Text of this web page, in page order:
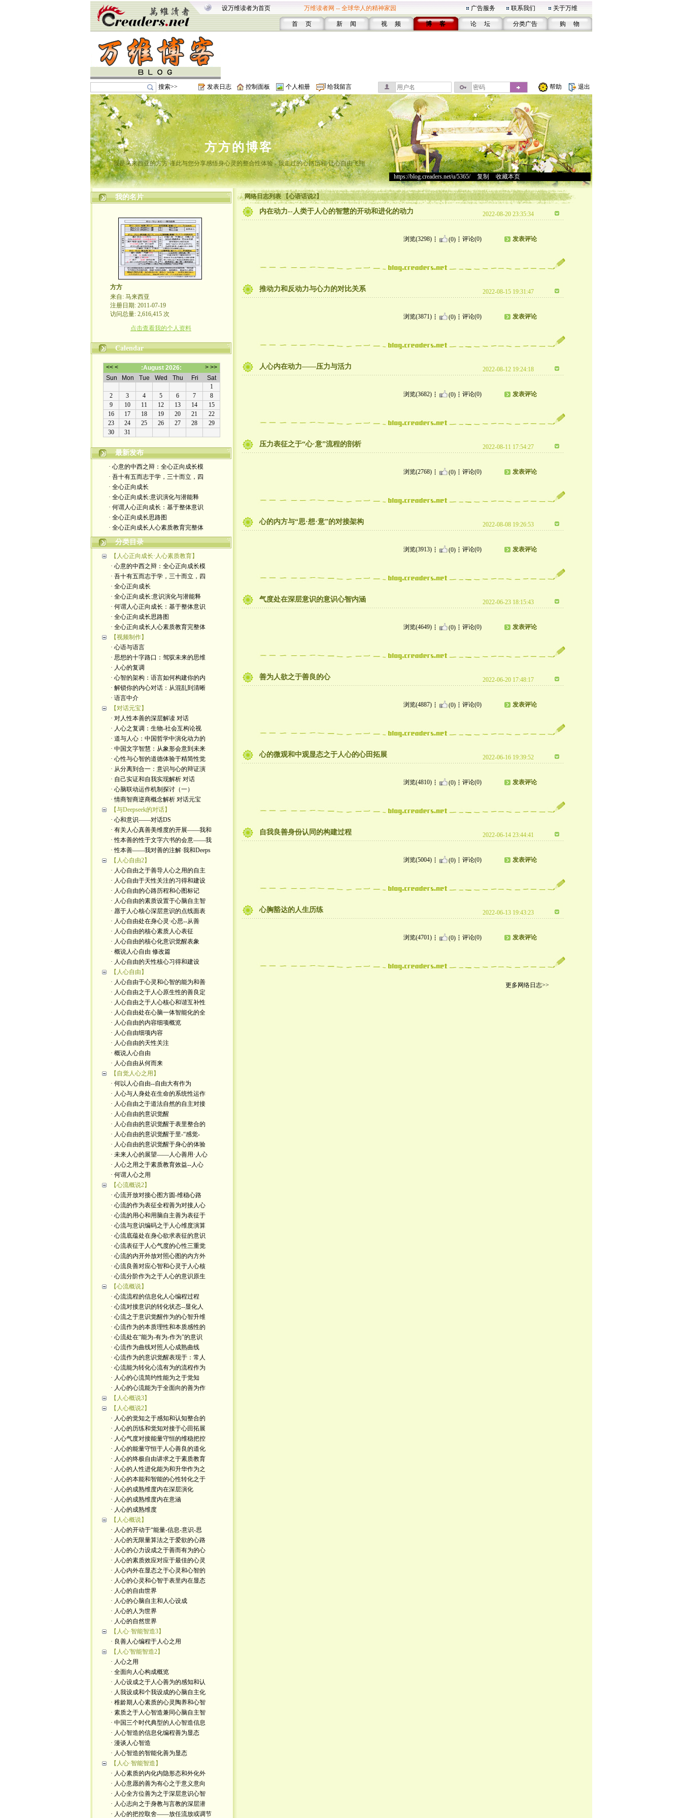
设万维读者为首页 万维读者网 -- 全球华人的精神家园 广告服务 联系我们 关于万维
首 页 新 闻 视 频 博 客 论 坛 分类广告 购 物
搜索>> 发表日志 控制面板 个人相册 给我留言 帮助 退出
方方的博客
我是马来西亚的方方 谨此与您分享感悟身心灵的整合性体验 - 我走过的心路历程 让心自由飞翔
https://blog.creaders.net/u/5365/> 复制 收藏本页
我的名片
方方
来自: 马来西亚
注册日期: 2011-07-19
访问总量: 2,616,415 次
点击查看我的个人资料
Calendar
最新发布
· 心意的中西之辩：全心正向成长模
· 吾十有五而志于学，三十而立，四
· 全心正向成长
· 全心正向成长:意识演化与潜能释
· 何谓人心正向成长：基于整体意识
· 全心正向成长思路图
· 全心正向成长人心素质教育完整体
分类目录
【人心正向成长·人心素质教育】
· 心意的中西之辩：全心正向成长模
· 吾十有五而志于学，三十而立，四
· 全心正向成长
· 全心正向成长:意识演化与潜能释
· 何谓人心正向成长：基于整体意识
· 全心正向成长思路图
· 全心正向成长人心素质教育完整体
【视频制作】
· 心语与语言
· 思想的十字路口：驾驭未来的思维
· 人心的复调
· 心智的架构：语言如何构建你的内
· 解锁你的内心对话：从混乱到清晰
· 语言中介
【对话元宝】
· 对人性本善的深层解读 对话
· 人心之复调：生物-社会互构论视
· 道与人心：中国哲学中演化动力的
· 中国文字智慧：从象形会意到未来
· 心性与心智的道德体验于精简性觉
· 从分离到合一：意识与心的辩证演
· 自己实证和自我实现解析 对话
· 心脑联动运作机制探讨（一）
· 情商智商逆商概念解析 对话元宝
【与Deepseek的对话】
· 心和意识——对话DS
· 有关人心真善美维度的开展——我和
· 性本善的性于文字六书的会意——我
· 性本善——我对善的注解·我和Deeps
【人心自由2】
· 人心自由之于善导人心之用的自主
· 人心自由于天性关注的习得和建设
· 人心自由的心路历程和心图标记
· 人心自由的素质设置于心脑自主智
· 愿于人心核心深层意识的点线面表
· 人心自由处在身心灵·心思--从善
· 人心自由的核心素质人心表征
· 人心自由的核心化意识觉醒表象
· 概说人心自由 修改篇
· 人心自由的天性核心习得和建设
【人心自由】
· 人心自由于心灵和心智的能为和善
· 人心自由之于人心原生性的善良定
· 人心自由之于人心核心和谐互补性
· 人心自由处在心脑一体智能化的全
· 人心自由的内容细项概览
· 人心自由细项内容
· 人心自由的天性关注
· 概说人心自由
· 人心自由从何而来
【自觉人心之用】
· 何以人心自由--自由大有作为
· 人心与人身处在生命的系统性运作
· 人心自由之于道法自然的自主对接
· 人心自由的意识觉醒
· 人心自由的意识觉醒于表里整合的
· 人心自由的意识觉醒于里-“感觉-
· 人心自由的意识觉醒于身心的体验
· 未来人心的展望——人心善用·人心
· 人心之用之于素质教育效益--人心
· 何谓人心之用
【心流概说2】
· 心流开放对接心图方圆-维稳心路
· 心流的作为表征全程善为对接人心
· 心流的用心和用脑自主善为表征于
· 心流与意识编码之于人心维度演算
· 心流底蕴处在身心欲求表征的意识
· 心流表征于人心气度的心性三重觉
· 心流的内开外放对照心图的内方外
· 心流良善对应心智和心灵于人心核
· 心流分阶作为之于人心的意识原生
【心流概说】
· 心流流程的信息化人心编程过程
· 心流对接意识的转化状态--显化人
· 心流之于意识觉醒作为的心智升维
· 心流作为的本质理性和本质感性的
· 心流处在“能为-有为-作为”的意识
· 心流作为曲线对照人心成熟曲线
· 心流作为的意识觉醒表现于：常人
· 心流能为转化心流有为的流程作为
· 人心的心流简约性能为之于觉知
· 人心的心流能为于全面向的善为作
【人心概说3】
【人心概说2】
· 人心的觉知之于感知和认知整合的
· 人心的历练和觉知对接于心田拓展
· 人心气度对接能量守恒的维稳把控
· 人心的能量守恒于人心善良的道化
· 人心的终极自由讲求之于素质教育
· 人心的人性进化能为和升华作为之
· 人心的本能和智能的心性转化之于
· 人心的成熟维度内在深层演化
· 人心的成熟维度内在意涵
· 人心的成熟维度
【人心概说】
· 人心的开动于“能量-信息-意识-思
· 人心的无限量算法之于爱欲的心路
· 人心的心力设成之于善而有为的心
· 人心的素质效应对应于最佳的心灵
· 人心内外在显态之于心灵和心智的
· 人心的心灵和心智于表里内在显态
· 人心的自由世界
· 人心的心脑自主和人心设成
· 人心的人为世界
· 人心的自然世界
【人心·智能智造3】
· 良善人心编程于人心之用
【人心'智能智造2】
· 人心之用
· 全面向人心构成概览
· 人心设成之于人心善为的感知和认
· 人我设成和个我设成的心脑自主化
· 稚龄期人心素质的心灵陶养和心智
· 素质之于人心智造兼同心脑自主智
· 中国三个时代典型的人心智造信息
· 人心智造的信息化编程善为显态
· 漫谈人心智造
· 人心智造的智能化善为显态
【人心·智能智造】
· 人心素质的内化内隐形态和外化外
· 人心意愿的善为有心之于意义意向
· 人心全方位善为之于深层意识心智
· 人心志向之于身教与言教的深层潜
· 人心的把控取舍——放任流放或调节
网络日志列表 【心语话说2】
内在动力--人类于人心的智慧的开动和进化的动力 2022-08-20 23:35:34
浏览(3298) (0) 评论(0) 发表评论
推动力和反动力与心力的对比关系 2022-08-15 19:31:47
浏览(3871) (0) 评论(0) 发表评论
人心内在动力——压力与活力 2022-08-12 19:24:18
浏览(3682) (0) 评论(0) 发表评论
压力表征之于“心·意”流程的剖析 2022-08-11 17:54:27
浏览(2768) (0) 评论(0) 发表评论
心的内方与“思·想·意”的对接架构 2022-08-08 19:26:53
浏览(3913) (0) 评论(0) 发表评论
气度处在深层意识的意识心智内涵 2022-06-23 18:15:43
浏览(4649) (0) 评论(0) 发表评论
善为人欲之于善良的心 2022-06-20 17:48:17
浏览(4887) (0) 评论(0) 发表评论
心的微观和中观显态之于人心的心田拓展 2022-06-16 19:39:52
浏览(4810) (0) 评论(0) 发表评论
自我良善身份认同的构建过程 2022-06-14 23:44:41
浏览(5004) (0) 评论(0) 发表评论
心胸豁达的人生历练 2022-06-13 19:43:23
浏览(4701) (0) 评论(0) 发表评论
更多网络日志>>